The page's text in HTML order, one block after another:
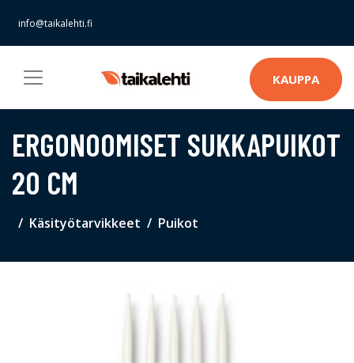
info@taikalehti.fi
KAUPPA
ERGONOOMISET SUKKAPUIKOT
20 CM
Käsityötarvikkeet Puikot